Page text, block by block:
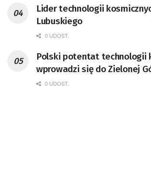
Badań Kosmicznych i
Lider technologii
Lubuskiego
0 UDOST.
Polski potentat technologii
wprowadzi się do Zielonej
0 UDOST.